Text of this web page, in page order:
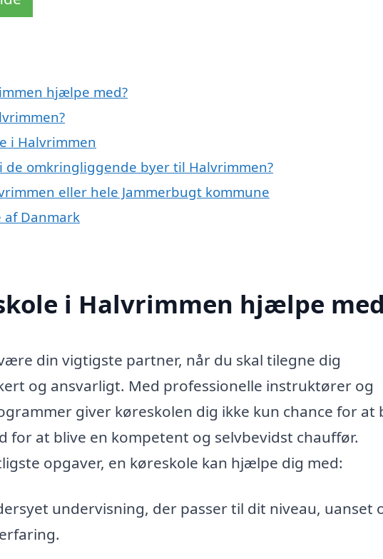
hjælpe med?
i Halvrimmen
de omkringliggende byer til Halvrimmen?
eller hele Jammerbugt kommune
af Danmark
i Halvrimmen hjælpe
din vigtigste partner, når du skal tilegne dig
og ansvarligt. Med professionelle instruktører og
giver køreskolen dig ikke kun chance for at
for at blive en kompetent og selvbevidst chauffør.
opgaver, en køreskole kan hjælpe dig med:
undervisning, der passer til dit niveau, uanset